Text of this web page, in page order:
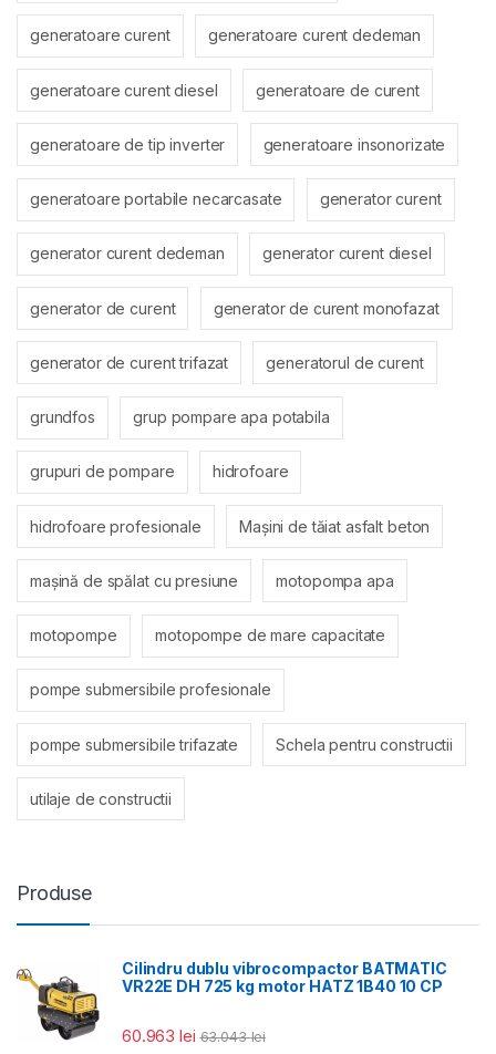
generatoare curent generatoare curent dedeman
generatoare curent diesel generatoare de curent
generatoare de tip inverter generatoare insonorizate
generatoare portabile necarcasate generator curent
generator curent dedeman generator curent diesel
generator de curent generator de curent monofazat
generator de curent trifazat generatorul de curent
grundfos grup pompare apa potabila
grupuri de pompare hidrofoare
hidrofoare profesionale Mașini de tăiat asfalt beton
mașină de spălat cu presiune motopompa apa
motopompe motopompe de mare capacitate
pompe submersibile profesionale
pompe submersibile trifazate Schela pentru constructii
utilaje de constructii
Produse
Cilindru dublu vibrocompactor BATMATIC
VR22E DH 725 kg motor HATZ 1B40 10 CP
60.963lei 63.043lei